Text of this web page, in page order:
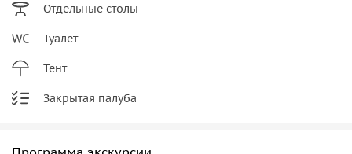
Отдельные столы
Туалет
Тент
Закрытая палуба